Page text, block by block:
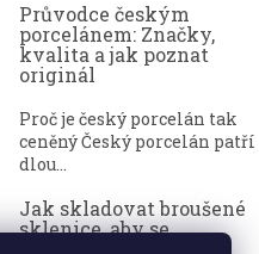
Průvodce českým
porcelánem: Značky,
kvalita a jak poznat
originál
Proč je český porcelán tak
ceněný Český porcelán patří
dlou...
Jak skladovat broušené
sklenice, aby se